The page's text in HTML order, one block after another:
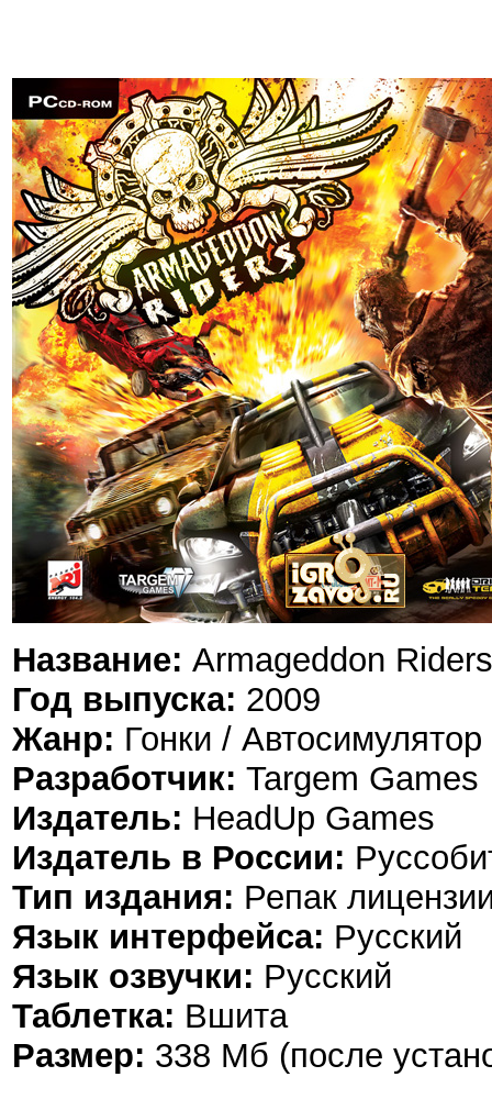
Название: Armageddon Riders
Год выпуска: 2009
Жанр: Гонки /
Разработчик: Targem Games
Издатель: HeadUp Games
Издатель в России:
Тип издания: Репак
Язык интерфейса: Русский
Язык озвучки: Русский
Таблетка: Вшита
Размер: 338 Мб (после